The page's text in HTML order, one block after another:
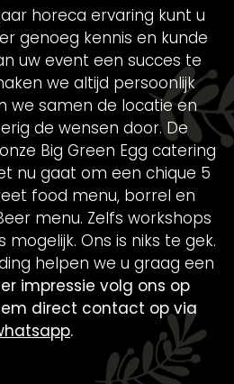
horeca ervaring kunt u
genoeg kennis en kunde
uw event een succes te
we altijd persoonlijk
we samen de locatie en
de wensen door. De
Big Green Egg catering
nu gaat om een chique 5
food menu, borrel en
menu. Zelfs workshops
mogelijk. Ons is niks te gek.
helpen we u graag een
impressie volg ons op
direct contact op via
.